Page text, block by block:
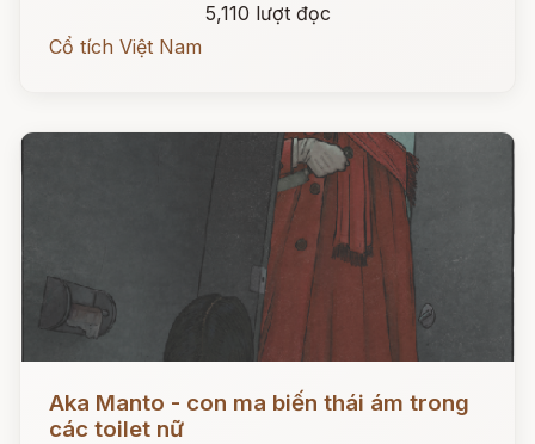
5,110 lượt đọc
Cổ tích Việt Nam
Aka Manto - con ma biến thái ám trong
các toilet nữ